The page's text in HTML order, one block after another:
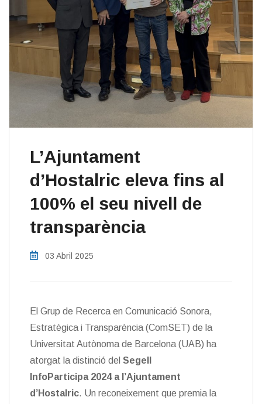
L’Ajuntament
d’Hostalric eleva fins al
100% el seu nivell de
transparència
03 Abril 2025
El Grup de Recerca en Comunicació Sonora,
Estratègica i Transparència (ComSET) de la
Universitat Autònoma de Barcelona (UAB) ha
atorgat la distinció del Segell
InfoParticipa 2024 a l’Ajuntament
d’Hostalric. Un reconeixement que premia la